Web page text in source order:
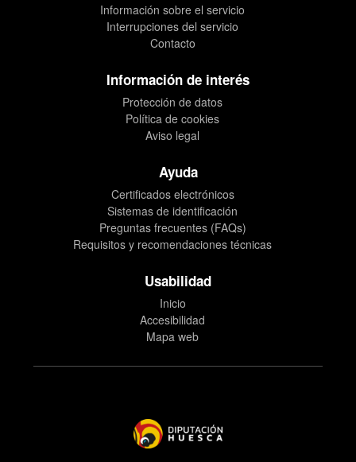
Información sobre el servicio
Interrupciones del servicio
Contacto
Información de interés
Protección de datos
Política de cookies
Aviso legal
Ayuda
Certificados electrónicos
Sistemas de identificación
Preguntas frecuentes (FAQs)
Requisitos y recomendaciones técnicas
Usabilidad
Inicio
Accesibilidad
Mapa web